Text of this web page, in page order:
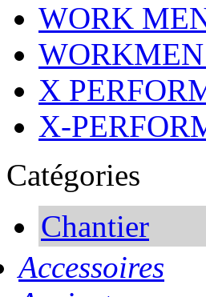
WORK
X
X-
Catégories
Chantier
Accessoires